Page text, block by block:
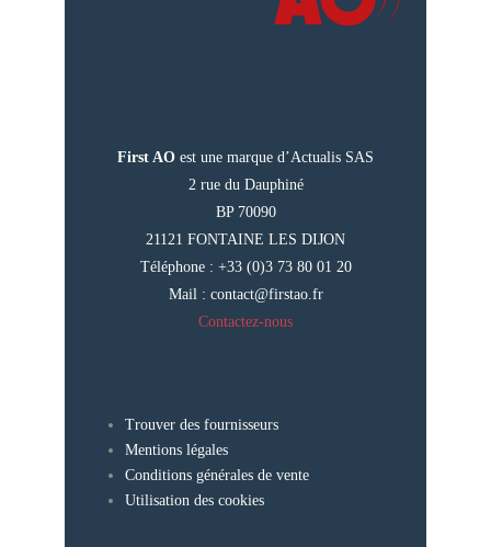
First AO est une marque d’Actualis SAS
2 rue du Dauphiné
BP 70090
21121 FONTAINE LES DIJON
Téléphone : +33 (0)3 73 80 01 20
Mail : contact@firstao.fr
Contactez-nous
Trouver des fournisseurs
Mentions légales
Conditions générales de vente
Utilisation des cookies